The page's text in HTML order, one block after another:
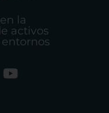
la
activos